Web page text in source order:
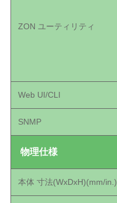
ZON ユーティリティ
Web UI/CLI
SNMP
物理仕様
本体 ⼨法(WxDxH)(mm/in.)